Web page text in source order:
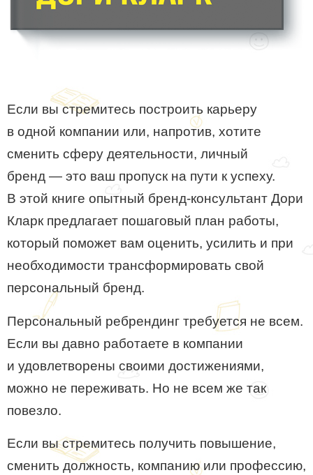
Если вы стремитесь построить карьеру
в одной компании или, напротив, хотите
сменить сферу деятельности, личный
бренд — это ваш пропуск на пути к успеху.
В этой книге опытный бренд-консультант Дори
Кларк предлагает пошаговый план работы,
который поможет вам оценить, усилить и при
необходимости трансформировать свой
персональный бренд.
Персональный ребрендинг требуется не всем.
Если вы давно работаете в компании
и удовлетворены своими достижениями,
можно не переживать. Но не всем же так
повезло.
Если вы стремитесь получить повышение,
сменить должность, компанию или профессию,